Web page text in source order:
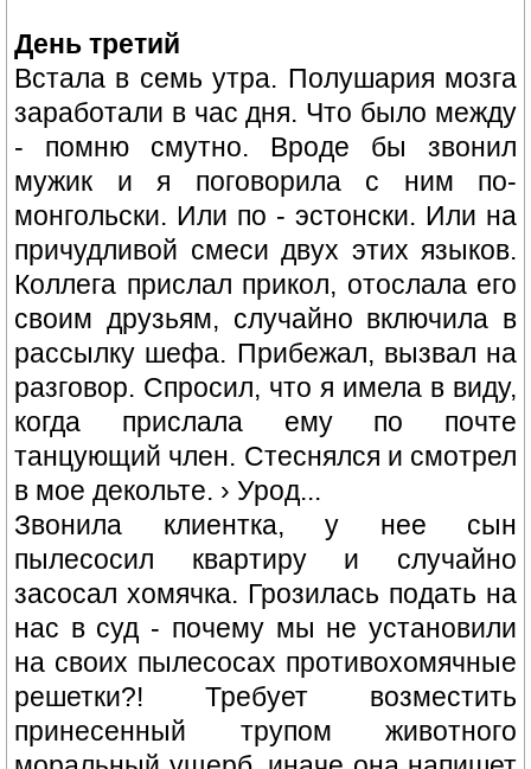
День третий
Встала в семь утра. Полушария мозга
заработали в час дня. Что было между
- помню смутно. Вроде бы звонил
мужик и я поговорила с ним по-
монгольски. Или по - эстонски. Или на
причудливой смеси двух этих языков.
Коллега прислал прикол, отослала его
своим друзьям, случайно включила в
рассылку шефа. Прибежал, вызвал на
разговор. Спросил, что я имела в виду,
когда прислала ему по почте
танцующий член. Стеснялся и смотрел
в мое декольте. › Урод...
Звонила клиентка, у нее сын
пылесосил квартиру и случайно
засосал хомячка. Грозилась подать на
нас в суд - почему мы не установили
на своих пылесосах противохомячные
решетки?! Требует возместить
принесенный трупом животного